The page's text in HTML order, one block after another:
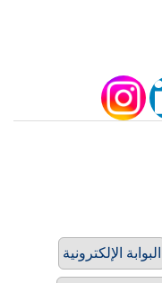
البوابة الإلكترونية